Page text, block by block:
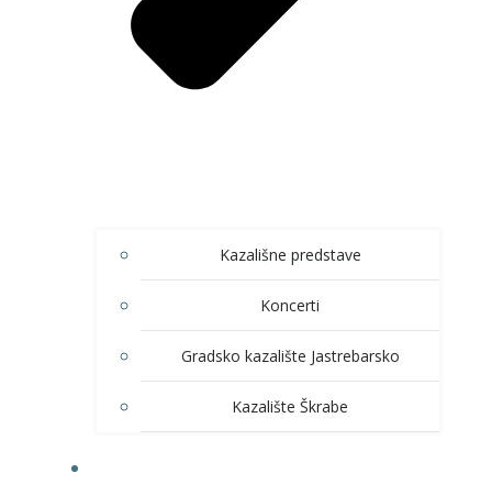
Kazališne predstave
Koncerti
Gradsko kazalište Jastrebarsko
Kazalište Škrabe